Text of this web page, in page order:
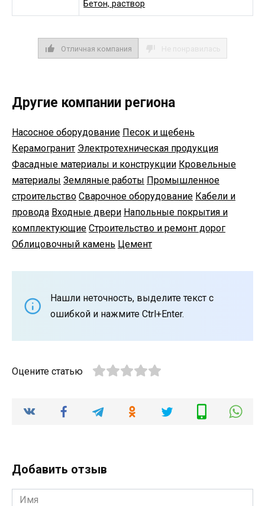
Бетон, раствор
Отличная компания
Другие компании региона
Насосное оборудование Песок и щебень
Керамогранит Электротехническая продукция
Фасадные материалы и конструкции Кровельные
материалы Земляные работы Промышленное
строительство Сварочное оборудование Кабели и
провода Входные двери Напольные покрытия и
комплектующие Строительство и ремонт дорог
Облицовочный камень Цемент
Нашли неточность, выделите текст с
ошибкой и нажмите Ctrl+Enter.
Оцените статью
Добавить отзыв
Имя